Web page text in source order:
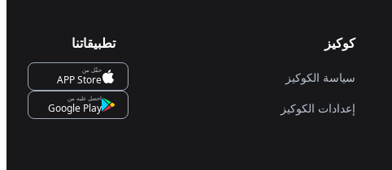
كوكيز
سياسة الكوكيز
إعدادات الكوكيز
تطبيقاتنا
حمِّل من
APP Store
احصل عليه من
Google Play